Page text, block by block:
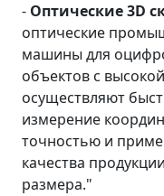
- Оптические 3D
оптические
машины для
объектов с
осуществляют
измерение
точностью и
качества
размера."